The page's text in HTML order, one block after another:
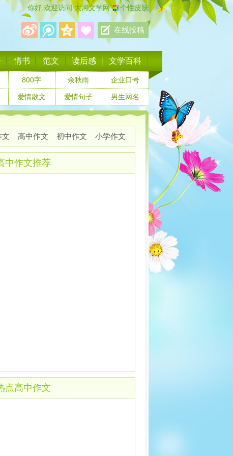
你好,欢迎访问大河文学网 个性皮肤
在线投稿
情书 范文 读后感 文学百科
800字 余秋雨 企业口号
爱情散文 爱情句子 男生网名
小学作文
初中作文
高中作文
文
中作文推荐
点高中作文